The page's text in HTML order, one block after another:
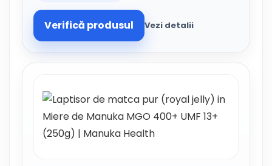
Verifică produsul Vezi detalii